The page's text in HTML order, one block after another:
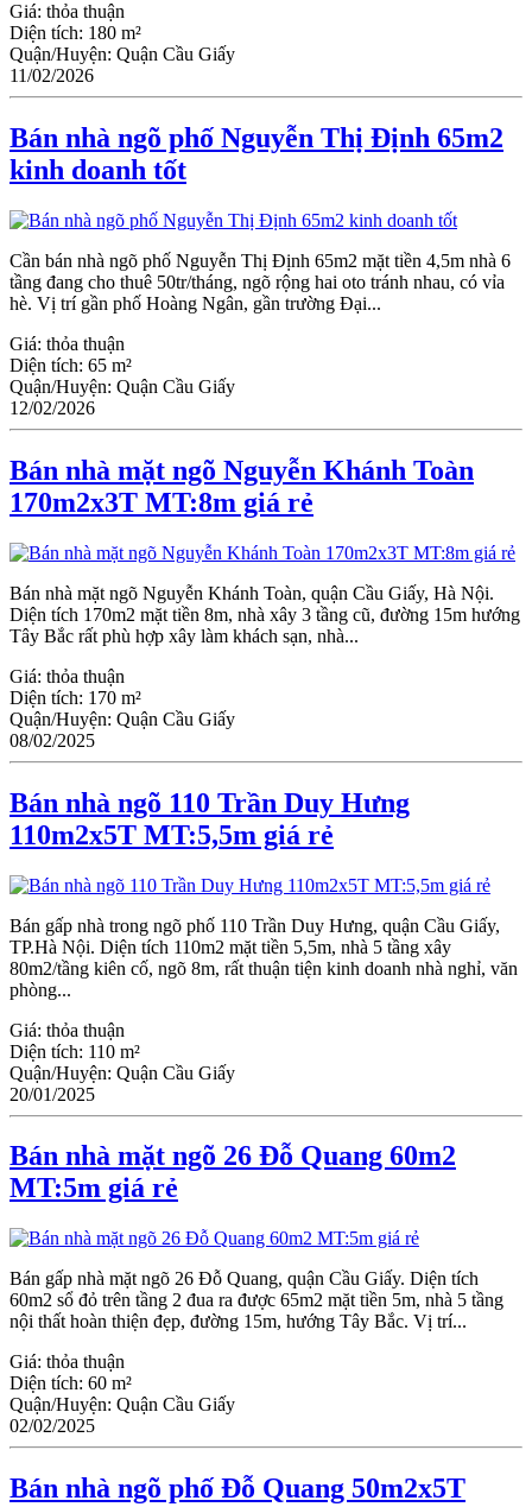
Giá: thỏa thuận
Diện tích: 180 m²
Quận/Huyện: Quận Cầu Giấy
11/02/2026
Bán nhà ngõ phố Nguyễn Thị Định 65m2
kinh doanh tốt
Cần bán nhà ngõ phố Nguyễn Thị Định 65m2 mặt tiền 4,5m nhà 6
tầng đang cho thuê 50tr/tháng, ngõ rộng hai oto tránh nhau, có vỉa
hè. Vị trí gần phố Hoàng Ngân, gần trường Đại...
Giá: thỏa thuận
Diện tích: 65 m²
Quận/Huyện: Quận Cầu Giấy
12/02/2026
Bán nhà mặt ngõ Nguyễn Khánh Toàn
170m2x3T MT:8m giá rẻ
Bán nhà mặt ngõ Nguyễn Khánh Toàn, quận Cầu Giấy, Hà Nội.
Diện tích 170m2 mặt tiền 8m, nhà xây 3 tầng cũ, đường 15m hướng
Tây Bắc rất phù hợp xây làm khách sạn, nhà...
Giá: thỏa thuận
Diện tích: 170 m²
Quận/Huyện: Quận Cầu Giấy
08/02/2025
Bán nhà ngõ 110 Trần Duy Hưng
110m2x5T MT:5,5m giá rẻ
Bán gấp nhà trong ngõ phố 110 Trần Duy Hưng, quận Cầu Giấy,
TP.Hà Nội. Diện tích 110m2 mặt tiền 5,5m, nhà 5 tầng xây
80m2/tầng kiên cố, ngõ 8m, rất thuận tiện kinh doanh nhà nghỉ, văn
phòng...
Giá: thỏa thuận
Diện tích: 110 m²
Quận/Huyện: Quận Cầu Giấy
20/01/2025
Bán nhà mặt ngõ 26 Đỗ Quang 60m2
MT:5m giá rẻ
Bán gấp nhà mặt ngõ 26 Đỗ Quang, quận Ϲầu Giấy. Diện tích
60m2 sổ đỏ trên tầng 2 đua ra được 65m2 mặt tiền 5m, nhà 5 tầng
nội thất hoàn thiện đẹp, đường 15m, hướng Tây Bắc. Vị trí...
Giá: thỏa thuận
Diện tích: 60 m²
Quận/Huyện: Quận Cầu Giấy
02/02/2025
Bán nhà ngõ phố Đỗ Quang 50m2x5T